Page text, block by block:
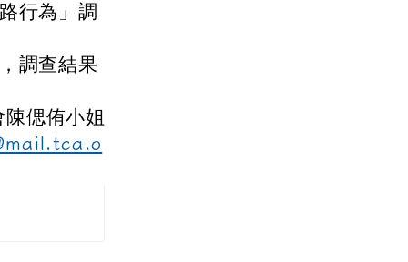
行為」調
調查結果
偲侑小姐